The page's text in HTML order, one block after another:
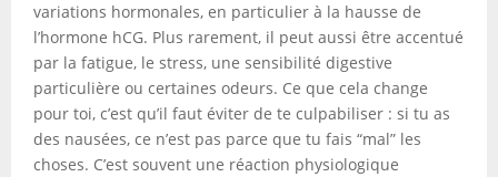
variations hormonales, en particulier à la hausse de
l’hormone hCG. Plus rarement, il peut aussi être accentué
par la fatigue, le stress, une sensibilité digestive
particulière ou certaines odeurs. Ce que cela change
pour toi, c’est qu’il faut éviter de te culpabiliser : si tu as
des nausées, ce n’est pas parce que tu fais “mal” les
choses. C’est souvent une réaction physiologique